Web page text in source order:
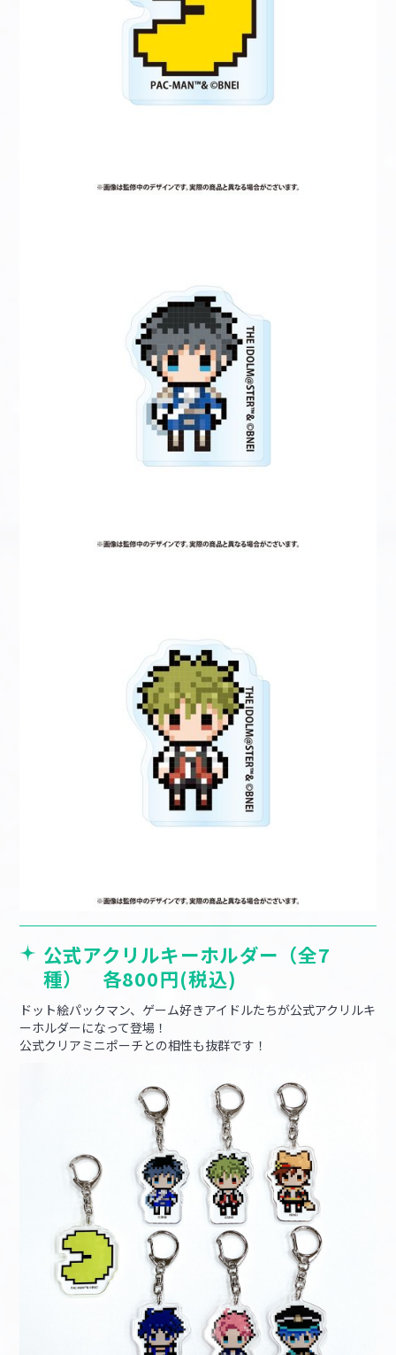
公式アクリルキーホルダー（全7
種） 各800円(税込)
ドット絵パックマン、ゲーム好きアイドルたちが公式アクリルキ
ーホルダーになって登場！
公式クリアミニポーチとの相性も抜群です！